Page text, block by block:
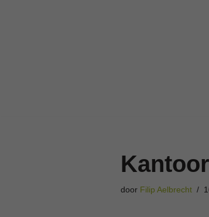
door Filip Aelbrecht